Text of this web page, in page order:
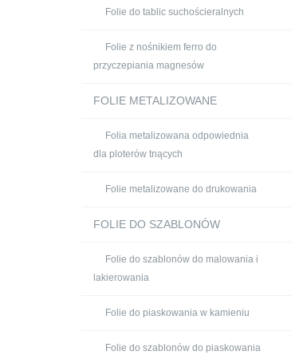
Folie do tablic suchościeralnych
Folie z nośnikiem ferro do
przyczepiania magnesów
FOLIE METALIZOWANE
Folia metalizowana odpowiednia
dla ploterów tnących
Folie metalizowane do drukowania
FOLIE DO SZABLONÓW
Folie do szablonów do malowania i
lakierowania
Folie do piaskowania w kamieniu
Folie do szablonów do piaskowania